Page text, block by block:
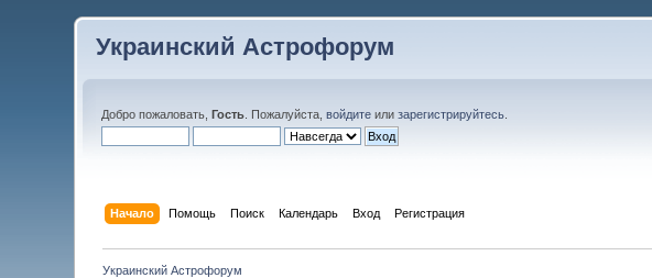
Украинский Астрофорум
Добро пожаловать,Гость . Пожалуйста,войдите илизарегистрируйтесь
Начало Помощь Поиск Календарь Вход Регистрация
Украинский Астрофорум